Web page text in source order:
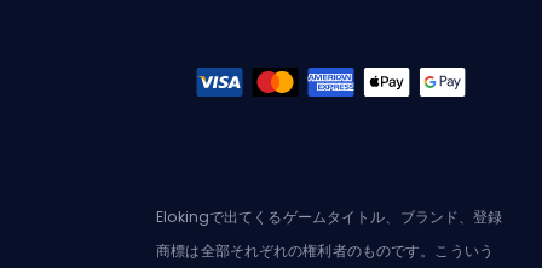
Elokingで出てくるゲームタイトル、ブランド、登録
商標は全部それぞれの権利者のものです。こういう